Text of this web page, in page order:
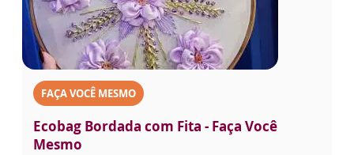
FAÇA VOCÊ MESMO
Ecobag Bordada com Fita - Faça Você
Mesmo